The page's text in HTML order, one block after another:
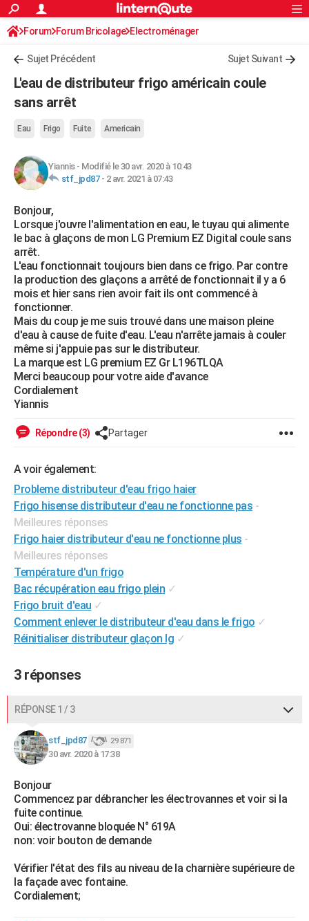
ACTUALITÉS
Politique
Société
Faits Divers
Education
Monde
Villes
+
Programme TV
Sorties cinéma
FINANCE
Retraite
Impôts
Epargne
Immobilier
Risques naturels par ville
Banque
Assurance
Crédit
AUTO
Essais
Réserver un essai
Citadines
Berlines
SUV
Forum auto
HIGH-TECH
Mobiles
Meilleur smartphone
Internet
Ordinateurs
Jeux vidéo
Guide high-tech
+BRICOLAGE
Forum
Aménagement intérieur
Extérieur
Cuisine
Salle de bains
Jardinage
Rangement
WEEK-END
Guides de France
Escapades
Patrimoine
Expositions
Musées
Week-end nature
LIFESTYLE
Art de vivre
Bien-être
Loisirs
Mode
Modes de vie
SANTE
Alimentation
Guide de la santé
Maladies
Médicaments
Sommeil
VOYAGE
Destinations
City break
Voyage nature
Voyage de noces
Forum
Climat
+PHOTO
GUIDES D'ACHAT
BONS PLANS
CARTE DE VOEUX
Carte de Noël
Carte Bonne année
Carte Saint-Valentin
Carte Pâques
Carte d'anniversaire
DICTIONNAIRE
Dictionnaire
Biographies
Citations
Expressions
Proverbes
PROGRAMME TV
COPAINS D'AVANT
S'inscrire
Se connecter
Lycées
Collèges
Primaires
Universités
Entreprises
Service militaire
Avis de recherche
AVIS DE DÉCÈS
FORUM
Bricolage
Lifestyle
Culture
Sport
Auto
Television
Voyage
Cinema
S'inscrire
Connexion
Forum Forum Bricolage Electroménager
Sujet Précédent Sujet Suivant
L'eau de distributeur frigo américain coule
sans arrêt
Eau Frigo Fuite Americain
Yiannis- Modifié le 30 avr. 2020 à 10:43
stf_jpd87- 2 avr. 2021 à 07:43
Bonjour,
Lorsque j'ouvre l'alimentation en eau, le tuyau qui alimente
le bac à glaçons de mon LG Premium EZ Digital coule sans
arrêt.
L'eau fonctionnait toujours bien dans ce frigo. Par contre
la production des glaçons a arrêté de fonctionnait il y a 6
mois et hier sans rien avoir fait ils ont commencé à
fonctionner.
Mais du coup je me suis trouvé dans une maison pleine
d'eau à cause de fuite d'eau. L'eau n'arrête jamais à couler
même si j'appuie pas sur le distributeur.
La marque est LG premium EZ Gr L196TLQA
Merci beaucoup pour votre aide d'avance
Cordialement
Yiannis
Répondre (3) Partager
A voir également:
Probleme distributeur d'eau frigo haier
Frigo hisense distributeur d'eau ne fonctionne pas -
Meilleures réponses
Frigo haier distributeur d'eau ne fonctionne plus -
Meilleures réponses
Température d'un frigo
Bac récupération eau frigo plein ✓
Frigo bruit d'eau ✓
Comment enlever le distributeur d'eau dans le frigo ✓
Réinitialiser distributeur glaçon lg ✓
3 réponses
RÉPONSE 1 / 3
stf_jpd87 29 871
30 avr. 2020 à 17:38
Bonjour
Commencez par débrancher les électrovannes et voir si la
fuite continue.
Oui: électrovanne bloquée N° 619A
non: voir bouton de demande
Vérifier l'état des fils au niveau de la charnière supérieure de
la façade avec fontaine.
Cordialement;